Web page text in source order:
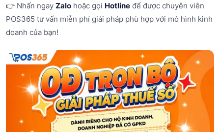
👉 Nhấn ngay Zalo hoặc gọi Hotline để được chuyên viên
POS365 tư vấn miễn phí giải pháp phù hợp với mô hình kinh
doanh của bạn!